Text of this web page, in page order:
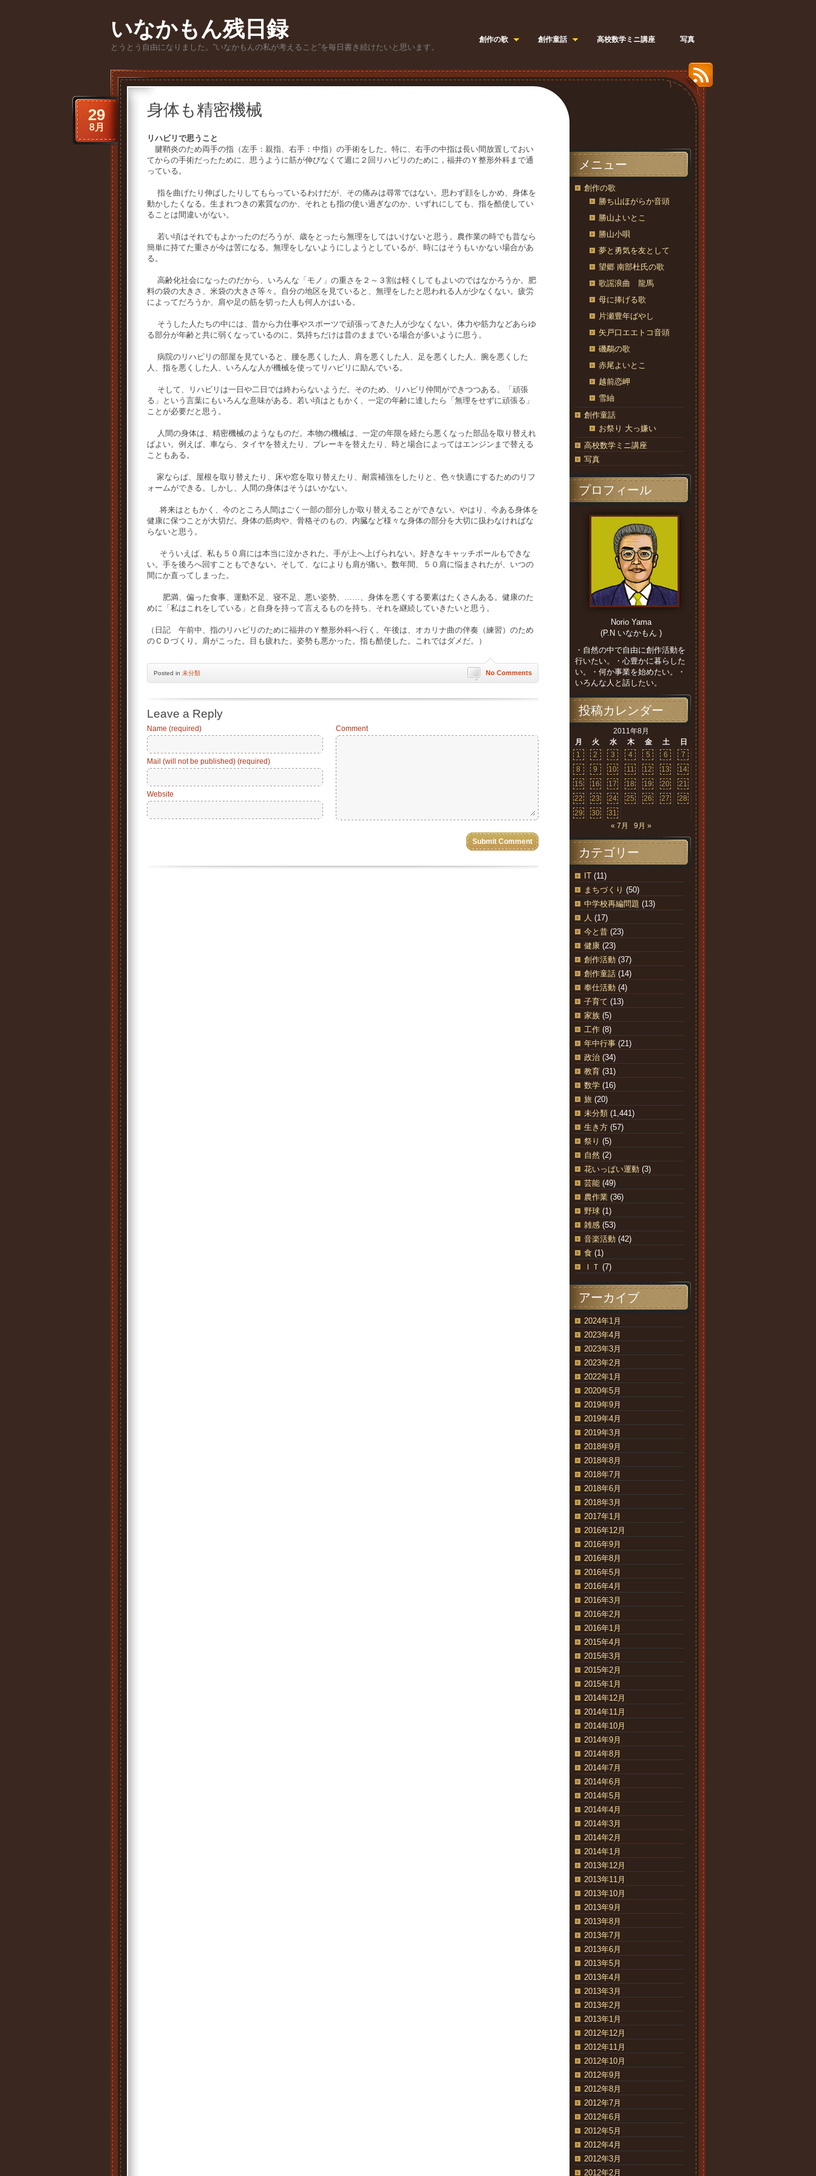
いなかもん残日録
とうとう自由になりました。“いなかもんの私が考えること”を毎日書き続けたいと思います。
創作の歌 創作童話 高校数学ミニ講座 写真
身体も精密機械
29
8月
リハビリで思うこと
腱鞘炎のため両手の指（左手：親指、右手：中指）の手術をした。特に、右手の中指は長い間放置しておい
てからの手術だったために、思うように筋が伸びなくて週に２回リハビリのために，福井のＹ整形外科まで通
っている。
指を曲げたり伸ばしたりしてもらっているわけだが、その痛みは尋常ではない。思わず顔をしかめ、身体を
動かしたくなる。生まれつきの素質なのか、それとも指の使い過ぎなのか、いずれにしても、指を酷使してい
ることは間違いがない。
若い頃はそれでもよかったのだろうが、歳をとったら無理をしてはいけないと思う。農作業の時でも昔なら
簡単に持てた重さが今は苦になる。無理をしないようにしようとしているが、時にはそうもいかない場合があ
る。
高齢化社会になったのだから、いろんな「モノ」の重さを２～３割は軽くしてもよいのではなかろうか。肥
料の袋の大きさ、米袋の大きさ等々。自分の地区を見ていると、無理をしたと思われる人が少なくない。疲労
によってだろうか、肩や足の筋を切った人も何人かはいる。
そうした人たちの中には、昔から力仕事やスポーツで頑張ってきた人が少なくない。体力や筋力などあらゆ
る部分が年齢と共に弱くなっているのに、気持ちだけは昔のままでいる場合が多いように思う。
病院のリハビリの部屋を見ていると、腰を悪くした人、肩を悪くした人、足を悪くした人、腕を悪くした
人、指を悪くした人、いろんな人が機械を使ってリハビリに励んでいる。
そして、リハビリは一日や二日では終わらないようだ。そのため、リハビリ仲間ができつつある。「頑張
る」という言葉にもいろんな意味がある。若い頃はともかく、一定の年齢に達したら「無理をせずに頑張る」
ことが必要だと思う。
人間の身体は、精密機械のようなものだ。本物の機械は、一定の年限を経たら悪くなった部品を取り替えれ
ばよい。例えば、車なら、タイヤを替えたり、ブレーキを替えたり、時と場合によってはエンジンまで替える
こともある。
家ならば、屋根を取り替えたり、床や窓を取り替えたり、耐震補強をしたりと、色々快適にするためのリフ
ォームができる。しかし、人間の身体はそうはいかない。
将来はともかく、今のところ人間はごく一部の部分しか取り替えることができない。やはり、今ある身体を
健康に保つことが大切だ。身体の筋肉や、骨格そのもの、内臓など様々な身体の部分を大切に扱わなければな
らないと思う。
そういえば、私も５０肩には本当に泣かされた。手が上へ上げられない。好きなキャッチボールもできな
い。手を後ろへ回すこともできない。そして、なによりも肩が痛い。数年間、５０肩に悩まされたが、いつの
間にか直ってしまった。
肥満、偏った食事、運動不足、寝不足、悪い姿勢、……、身体を悪くする要素はたくさんある。健康のた
めに「私はこれをしている」と自身を持って言えるものを持ち、それを継続していきたいと思う。
（日記 午前中、指のリハビリのために福井のＹ整形外科へ行く。午後は、オカリナ曲の伴奏（練習）のため
のＣＤづくり。肩がこった。目も疲れた。姿勢も悪かった。指も酷使した。これではダメだ。）
No Comments
Posted in 未分類
Leave a Reply
Name (required)
Mail (will not be published) (required)
Website
Comment
メニュー
創作の歌
勝ち山ほがらか音頭
勝山よいとこ
勝山小唄
夢と勇気を友として
望郷 南部杜氏の歌
歌謡浪曲 龍馬
母に捧げる歌
片瀬豊年ばやし
矢戸口エエトコ音頭
磯鷸の歌
赤尾よいとこ
越前恋岬
雪紬
創作童話
お祭り 大っ嫌い
高校数学ミニ講座
写真
プロフィール
Norio Yama
(P.N いなかもん )
・自然の中で自由に創作活動を
行いたい。・心豊かに暮らした
い。・何か事業を始めたい。・
いろんな人と話したい。
投稿カレンダー
2011年8月
月
火 水 木 金 土
日
1
2 3 4 5 6
7
8
9 10 11 12 13
14
15
16 17 18 19 20
21
22
23 24 25 26 27
28
29
30
31
« 7月
9月 »
カテゴリー
IT (11)
まちづくり (50)
中学校再編問題 (13)
人 (17)
今と昔 (23)
健康 (23)
創作活動 (37)
創作童話 (14)
奉仕活動 (4)
子育て (13)
家族 (5)
工作 (8)
年中行事 (21)
政治 (34)
教育 (31)
数学 (16)
旅 (20)
未分類 (1,441)
生き方 (57)
祭り (5)
自然 (2)
花いっぱい運動 (3)
芸能 (49)
農作業 (36)
野球 (1)
雑感 (53)
音楽活動 (42)
食 (1)
ＩＴ (7)
アーカイブ
2024年1月
2023年4月
2023年3月
2023年2月
2022年1月
2020年5月
2019年9月
2019年4月
2019年3月
2018年9月
2018年8月
2018年7月
2018年6月
2018年3月
2017年1月
2016年12月
2016年9月
2016年8月
2016年5月
2016年4月
2016年3月
2016年2月
2016年1月
2015年4月
2015年3月
2015年2月
2015年1月
2014年12月
2014年11月
2014年10月
2014年9月
2014年8月
2014年7月
2014年6月
2014年5月
2014年4月
2014年3月
2014年2月
2014年1月
2013年12月
2013年11月
2013年10月
2013年9月
2013年8月
2013年7月
2013年6月
2013年5月
2013年4月
2013年3月
2013年2月
2013年1月
2012年12月
2012年11月
2012年10月
2012年9月
2012年8月
2012年7月
2012年6月
2012年5月
2012年4月
2012年3月
2012年2月